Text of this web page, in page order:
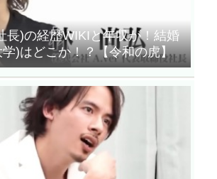
長)の経歴WIKIと年収が！結婚
)はどこか！？【令和の虎】